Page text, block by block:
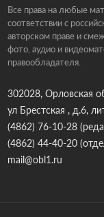
Все права на любые
соответствии с
авторском праве и
фото, аудио и
правообладателя.
302028, Орловская
ул Брестская , д.6,
(4862) 76-10-28
(4862) 44-40-20
mail@obl1.ru